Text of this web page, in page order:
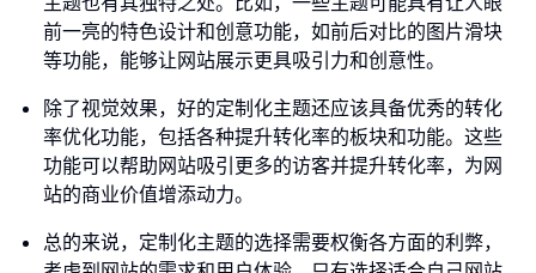
前一亮的特色设计和创意功能，如前后对比的图片滑块
等功能，能够让网站展示更具吸引力和创意性。
除了视觉效果，好的定制化主题还应该具备优秀的转化
率优化功能，包括各种提升转化率的板块和功能。这些
功能可以帮助网站吸引更多的访客并提升转化率，为网
站的商业价值增添动力。
总的来说，定制化主题的选择需要权衡各方面的利弊，